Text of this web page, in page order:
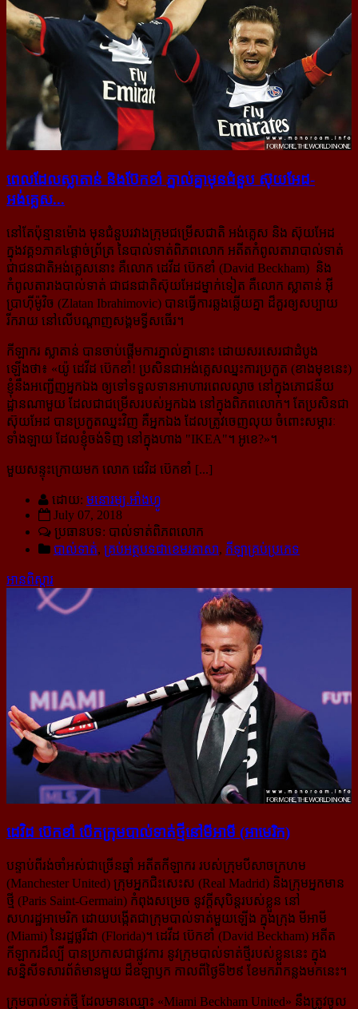
ពេលដែលស្លាតាន់ និងប៊ែកខាំ ភ្នាល់គ្នាមុនជំនួប ស៊ុយអែដ-
អង់គ្លេស...
នៅតែប៉ុន្មានម៉ោង មុនជំនួបរវាងក្រុមជម្រើសជាតិ អង់គ្លេស និង ស៊ុយអែដ
ក្នុងវគ្គ១ភាគ៤ផ្ដាច់ព្រ័ត្រ នៃបាល់ទាត់ពិភពលោក អតីតកំពូលតារាបាល់ទាត់
ជាជនជាតិអង់គ្លេសនោះ គឺលោក ដេវីដ ប៊េកខាំ (David Beckham) និង
កំពូលតារាងបាល់ទាត់ ជាជនជាតិស៊ុយអែដម្នាក់ទៀត គឺលោក ស្លាតាន់ អ៊ី
ប្រាហ៊ីម៉ូវិច (Zlatan Ibrahimovic) បានធ្វើការឆ្លងឆ្លើយគ្នា ដ៏គួរឲ្យសប្បាយ
រីករាយ នៅលើបណ្ដាញសង្គមទ្វីសធើរ។
កីឡាករ ស្លាតាន់ បានចាប់ផ្ដើមការភ្នាល់គ្នានោះ ដោយសរសេរជាដំបូង
ឡើងថា៖ «យ៉ូ ដេវីដ ប៊េកខាំ! ប្រសិនជាអង់គ្លេសឈ្នះការប្រកួត (ខាងមុខនេះ)
ខ្ញុំនឹងអញ្ជើញអ្នកឯង ឲ្យទៅទទួលទានអាហារពេលល្ងាច នៅក្នុងភោជនីយ
ដ្ឋានណាមួយ ដែលជាជម្រើសរបស់អ្នកឯង នៅក្នុងពិភពលោក។ តែប្រសិនជា
ស៊ុយអែដ បានប្រកួតឈ្នះវិញ គឺអ្នកឯង ដែលត្រូវចេញលុយ ចំពោះសម្ភារៈ
ទាំងឡាយ ដែលខ្ញុំចង់ទិញ នៅក្នុងហាង "IKEA"។ អូខេ?»។
មួយសន្ទុះក្រោយមក លោក ដេវិដ ប៊េកខាំ [...]
ដោយ: មនោរម្យ.អាំងហ្វូ
July 07, 2018
ប្រធានបទ: បាល់ទាត់​ពិភពលោក
បាល់ទាត់, គ្រប់អត្ថបទជាខេមរភាសា, កីឡាគ្រប់ប្រភេទ
អានពិស្ដារ
ដេវិដ ប៊េកខាំ បើក​ក្រុម​បាល់ទាត់​ថ្មី​នៅ​មីអាមី (អាមេរិក)
បន្ទាប់ពីរង់ចាំអស់ជាច្រើនឆ្នាំ អតីតកីឡាករ របស់ក្រុមបីសាចក្រហម
(Manchester United) ក្រុមអ្នកជិះសេះស (Real Madrid) និងក្រុមអ្នកមាន
ថ្មី (Paris Saint-Germain) កំពុងសម្រេច នូវក្ដីសុបិន្តរបស់ខ្លួន នៅ
សហរដ្ឋអាមេរិក ដោយបង្កើត​ជាក្រុម​បាល់ទាត់​មួយឡើង ក្នុងក្រុង មីអាមី
(Miami) នៃរដ្ឋផ្លរីដា (Florida)។ ដេវីដ ប៊េកខាំ (David Beckham) អតីត
កីឡាករដ៏ល្បី បានប្រកាសជាផ្លូវការ នូវក្រុមបាល់ទាត់ថ្មីរបស់ខ្លួននេះ ក្នុង
សន្និសីទសារព័ត៌មានមួយ ដ៏ឧឡាឫក កាលពីថ្ងៃទី២៩ ខែមករាកន្លងមកនេះ។
ក្រុមបាល់ទាត់ថ្មី ដែលមានឈ្មោះ «Miami Beckham United» នឹងត្រូវចូល